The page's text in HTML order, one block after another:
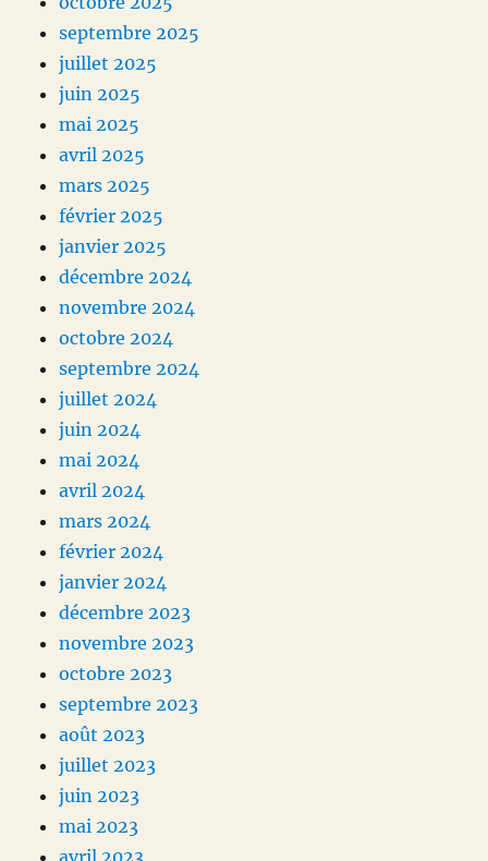
septembre 2025
juillet 2025
juin 2025
mai 2025
avril 2025
mars 2025
février 2025
janvier 2025
décembre 2024
novembre 2024
octobre 2024
septembre 2024
juillet 2024
juin 2024
mai 2024
avril 2024
mars 2024
février 2024
janvier 2024
décembre 2023
novembre 2023
octobre 2023
septembre 2023
août 2023
juillet 2023
juin 2023
mai 2023